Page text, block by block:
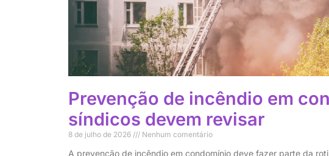
Prevenção de incêndio em
síndicos devem revisar
8 de julho de 2026 Nenhum comentário
A prevenção de incêndio em condomínio deve fazer parte da